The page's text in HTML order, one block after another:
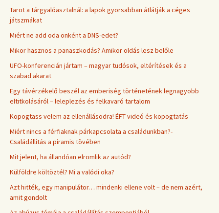
Tarot a tárgyalóasztalnál: a lapok gyorsabban átlátják a céges
játszmákat
Miért ne add oda önként a DNS-edet?
Mikor hasznos a panaszkodás? Amikor oldás lesz belőle
UFO-konferencián jártam – magyar tudósok, eltérítések és a
szabad akarat
Egy távérzékelő beszél az emberiség történetének legnagyobb
eltitkolásáról – leleplezés és felkavaró tartalom
Kopogtass velem az ellenállásodra! ÉFT videó és kopogtatás
Miért nincs a férfiaknak párkapcsolata a családunkban?-
Családállítás a piramis tövében
Mit jelent, ha állandóan elromlik az autód?
Külföldre költöztél? Mi a valódi oka?
Azt hitték, egy manipulátor… mindenki ellene volt – de nem azért,
amit gondolt